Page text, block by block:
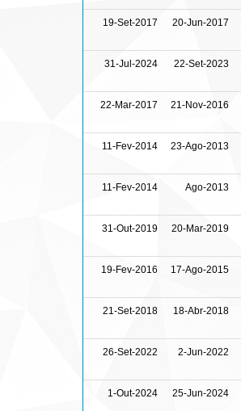
19-Set-2017 20-Jun-2017
31-Jul-2024 22-Set-2023
22-Mar-2017 21-Nov-2016
11-Fev-2014 23-Ago-2013
11-Fev-2014 Ago-2013
31-Out-2019 20-Mar-2019
19-Fev-2016 17-Ago-2015
21-Set-2018 18-Abr-2018
26-Set-2022 2-Jun-2022
1-Out-2024 25-Jun-2024